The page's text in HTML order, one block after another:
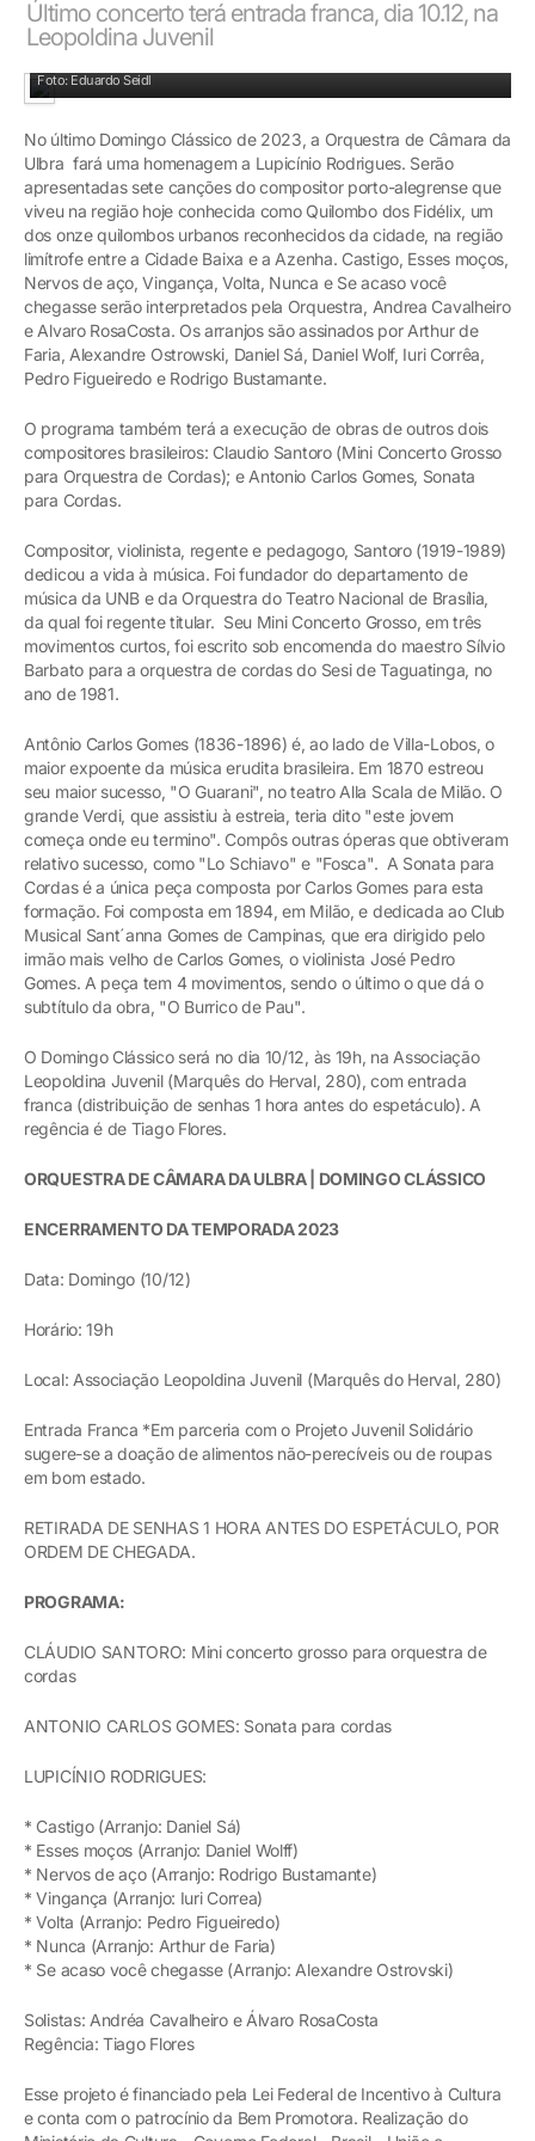
Último concerto terá entrada franca, dia 10.12, na
Leopoldina Juvenil
Foto: Eduardo Seidl
No último Domingo Clássico de 2023, a Orquestra de Câmara da
Ulbra fará uma homenagem a Lupicínio Rodrigues. Serão
apresentadas sete canções do compositor porto-alegrense que
viveu na região hoje conhecida como Quilombo dos Fidélix, um
dos onze quilombos urbanos reconhecidos da cidade, na região
limítrofe entre a Cidade Baixa e a Azenha. Castigo, Esses moços,
Nervos de aço, Vingança, Volta, Nunca e Se acaso você
chegasse serão interpretados pela Orquestra, Andrea Cavalheiro
e Alvaro RosaCosta. Os arranjos são assinados por Arthur de
Faria, Alexandre Ostrowski, Daniel Sá, Daniel Wolf, Iuri Corrêa,
Pedro Figueiredo e Rodrigo Bustamante.
O programa também terá a execução de obras de outros dois
compositores brasileiros: Claudio Santoro (Mini Concerto Grosso
para Orquestra de Cordas); e Antonio Carlos Gomes, Sonata
para Cordas.
Compositor, violinista, regente e pedagogo, Santoro (1919-1989)
dedicou a vida à música. Foi fundador do departamento de
música da UNB e da Orquestra do Teatro Nacional de Brasília,
da qual foi regente titular. Seu Mini Concerto Grosso, em três
movimentos curtos, foi escrito sob encomenda do maestro Sílvio
Barbato para a orquestra de cordas do Sesi de Taguatinga, no
ano de 1981.
Antônio Carlos Gomes (1836-1896) é, ao lado de Villa-Lobos, o
maior expoente da música erudita brasileira. Em 1870 estreou
seu maior sucesso, "O Guarani", no teatro Alla Scala de Milão. O
grande Verdi, que assistiu à estreia, teria dito "este jovem
começa onde eu termino". Compôs outras óperas que obtiveram
relativo sucesso, como "Lo Schiavo" e "Fosca". A Sonata para
Cordas é a única peça composta por Carlos Gomes para esta
formação. Foi composta em 1894, em Milão, e dedicada ao Club
Musical Sant´anna Gomes de Campinas, que era dirigido pelo
irmão mais velho de Carlos Gomes, o violinista José Pedro
Gomes. A peça tem 4 movimentos, sendo o último o que dá o
subtítulo da obra, "O Burrico de Pau".
O Domingo Clássico será no dia 10/12, às 19h, na Associação
Leopoldina Juvenil (Marquês do Herval, 280), com entrada
franca (distribuição de senhas 1 hora antes do espetáculo). A
regência é de Tiago Flores.
ORQUESTRA DE CÂMARA DA ULBRA | DOMINGO CLÁSSICO
ENCERRAMENTO DA TEMPORADA 2023
Data: Domingo (10/12)
Horário: 19h
Local: Associação Leopoldina Juvenil (Marquês do Herval, 280)
Entrada Franca *Em parceria com o Projeto Juvenil Solidário
sugere-se a doação de alimentos não-perecíveis ou de roupas
em bom estado.
RETIRADA DE SENHAS 1 HORA ANTES DO ESPETÁCULO, POR
ORDEM DE CHEGADA.
PROGRAMA:
CLÁUDIO SANTORO: Mini concerto grosso para orquestra de
cordas
ANTONIO CARLOS GOMES: Sonata para cordas
LUPICÍNIO RODRIGUES:
* Castigo (Arranjo: Daniel Sá)
* Esses moços (Arranjo: Daniel Wolff)
* Nervos de aço (Arranjo: Rodrigo Bustamante)
* Vingança (Arranjo: Iuri Correa)
* Volta (Arranjo: Pedro Figueiredo)
* Nunca (Arranjo: Arthur de Faria)
* Se acaso você chegasse (Arranjo: Alexandre Ostrovski)
Solistas: Andréa Cavalheiro e Álvaro RosaCosta
Regência: Tiago Flores
Esse projeto é financiado pela Lei Federal de Incentivo à Cultura
e conta com o patrocínio da Bem Promotora. Realização do